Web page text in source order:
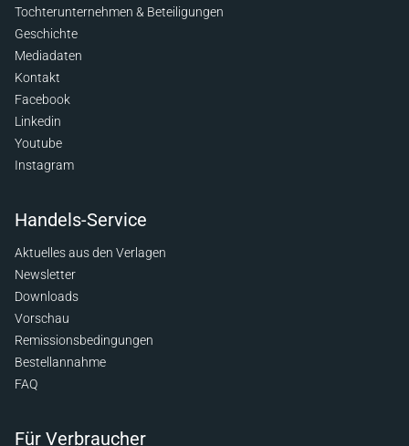
Tochterunternehmen & Beteiligungen
Geschichte
Mediadaten
Kontakt
Facebook
Linkedin
Youtube
Instagram
Handels-Service
Aktuelles aus den Verlagen
Newsletter
Downloads
Vorschau
Remissionsbedingungen
Bestellannahme
FAQ
Für Verbraucher